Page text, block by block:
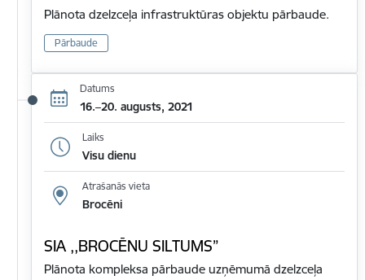
Plānota dzelzceļa infrastruktūras objektu pārbaude.
Pārbaude
Datums
16.–20. augusts, 2021
Laiks
Visu dienu
Atrašanās vieta
Brocēni
SIA ,,BROCĒNU SILTUMS”
Plānota kompleksa pārbaude uzņēmumā dzelzceļa